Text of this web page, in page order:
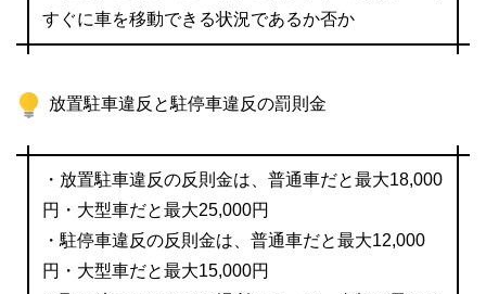
すぐに車を移動できる状況であるか否か
放置駐車違反と駐停車違反の罰則金
・放置駐車違反の反則金は、普通車だと最大18,000
円・大型車だと最大25,000円
・駐停車違反の反則金は、普通車だと最大12,000
円・大型車だと最大15,000円